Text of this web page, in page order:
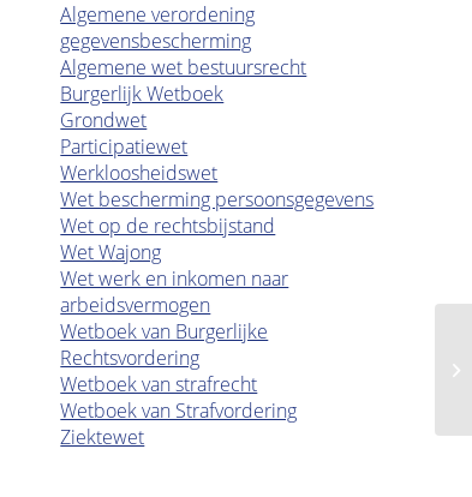
Algemene verordening
gegevensbescherming
Algemene wet bestuursrecht
Burgerlijk Wetboek
Grondwet
Participatiewet
Werkloosheidswet
Wet bescherming persoonsgegevens
Wet op de rechtsbijstand
Wet Wajong
Wet werk en inkomen naar
arbeidsvermogen
Wetboek van Burgerlijke
Rechtsvordering
Wetboek van strafrecht
Wetboek van Strafvordering
Ziektewet